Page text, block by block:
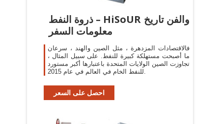
ذروة النفط – HiSoUR والفن تاريخ
معلومات السفر
فالاقتصادات المزدهرة ، مثل الصين والهند ، سرعان
ما أصبحت مستهلكة كبيرة للنفط. على سبيل المثال ،
تجاوزت الصين الولايات المتحدة باعتبارها أكبر مستورد
للنفط الخام في العالم في عام 2015.
احصل على السعر